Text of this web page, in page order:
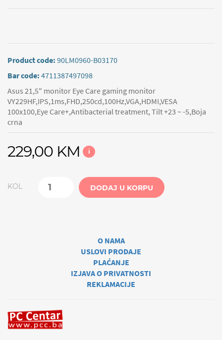
Product code: 90LM0960-B03170
Bar code: 4711387497098
Asus 21,5" monitor Eye Care gaming monitor
VY229HF,IPS,1ms,FHD,250cd,100Hz,VGA,HDMI,VESA
100x100,Eye Care+,Antibacterial treatment, Tilt +23 ~ -5,Boja
crna
229,00 KM i
KOL DODAJ U KORPU
O NAMA
USLOVI PRODAJE
PLAĆANJE
IZJAVA O PRIVATNOSTI
REKLAMACIJE